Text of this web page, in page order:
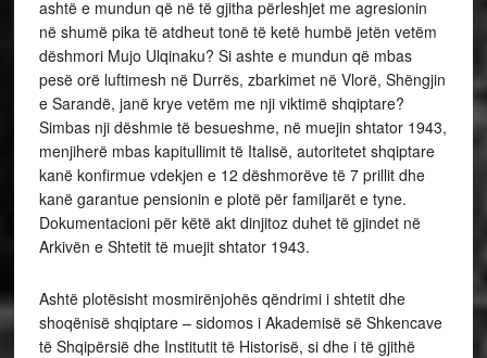
ashtë e mundun që në të gjitha përleshjet me agresionin
në shumë pika të atdheut tonë të ketë humbë jetën vetëm
dëshmori Mujo Ulqinaku? Si ashte e mundun që mbas
pesë orë luftimesh në Durrës, zbarkimet në Vlorë, Shëngjin
e Sarandë, janë krye vetëm me nji viktimë shqiptare?
Simbas nji dëshmie të besueshme, në muejin shtator 1943,
menjiherë mbas kapitullimit të Italisë, autoritetet shqiptare
kanë konfirmue vdekjen e 12 dëshmorëve të 7 prillit dhe
kanë garantue pensionin e plotë për familjarët e tyne.
Dokumentacioni për këtë akt dinjitoz duhet të gjindet në
Arkivën e Shtetit të muejit shtator 1943.
Ashtë plotësisht mosmirënjohës qëndrimi i shtetit dhe
shoqënisë shqiptare – sidomos i Akademisë së Shkencave
të Shqipërsië dhe Institutit të Historisë, si dhe i të gjithë